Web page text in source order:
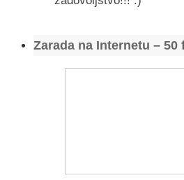
Zarada na Internetu –